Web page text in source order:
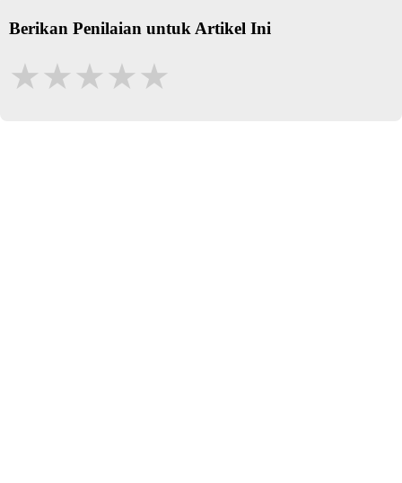
Berikan Penilaian untuk Artikel Ini
★★★★★